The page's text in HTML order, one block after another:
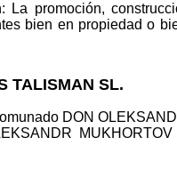
promoción,
bien en propiedad o
TALISMAN SL.
DON